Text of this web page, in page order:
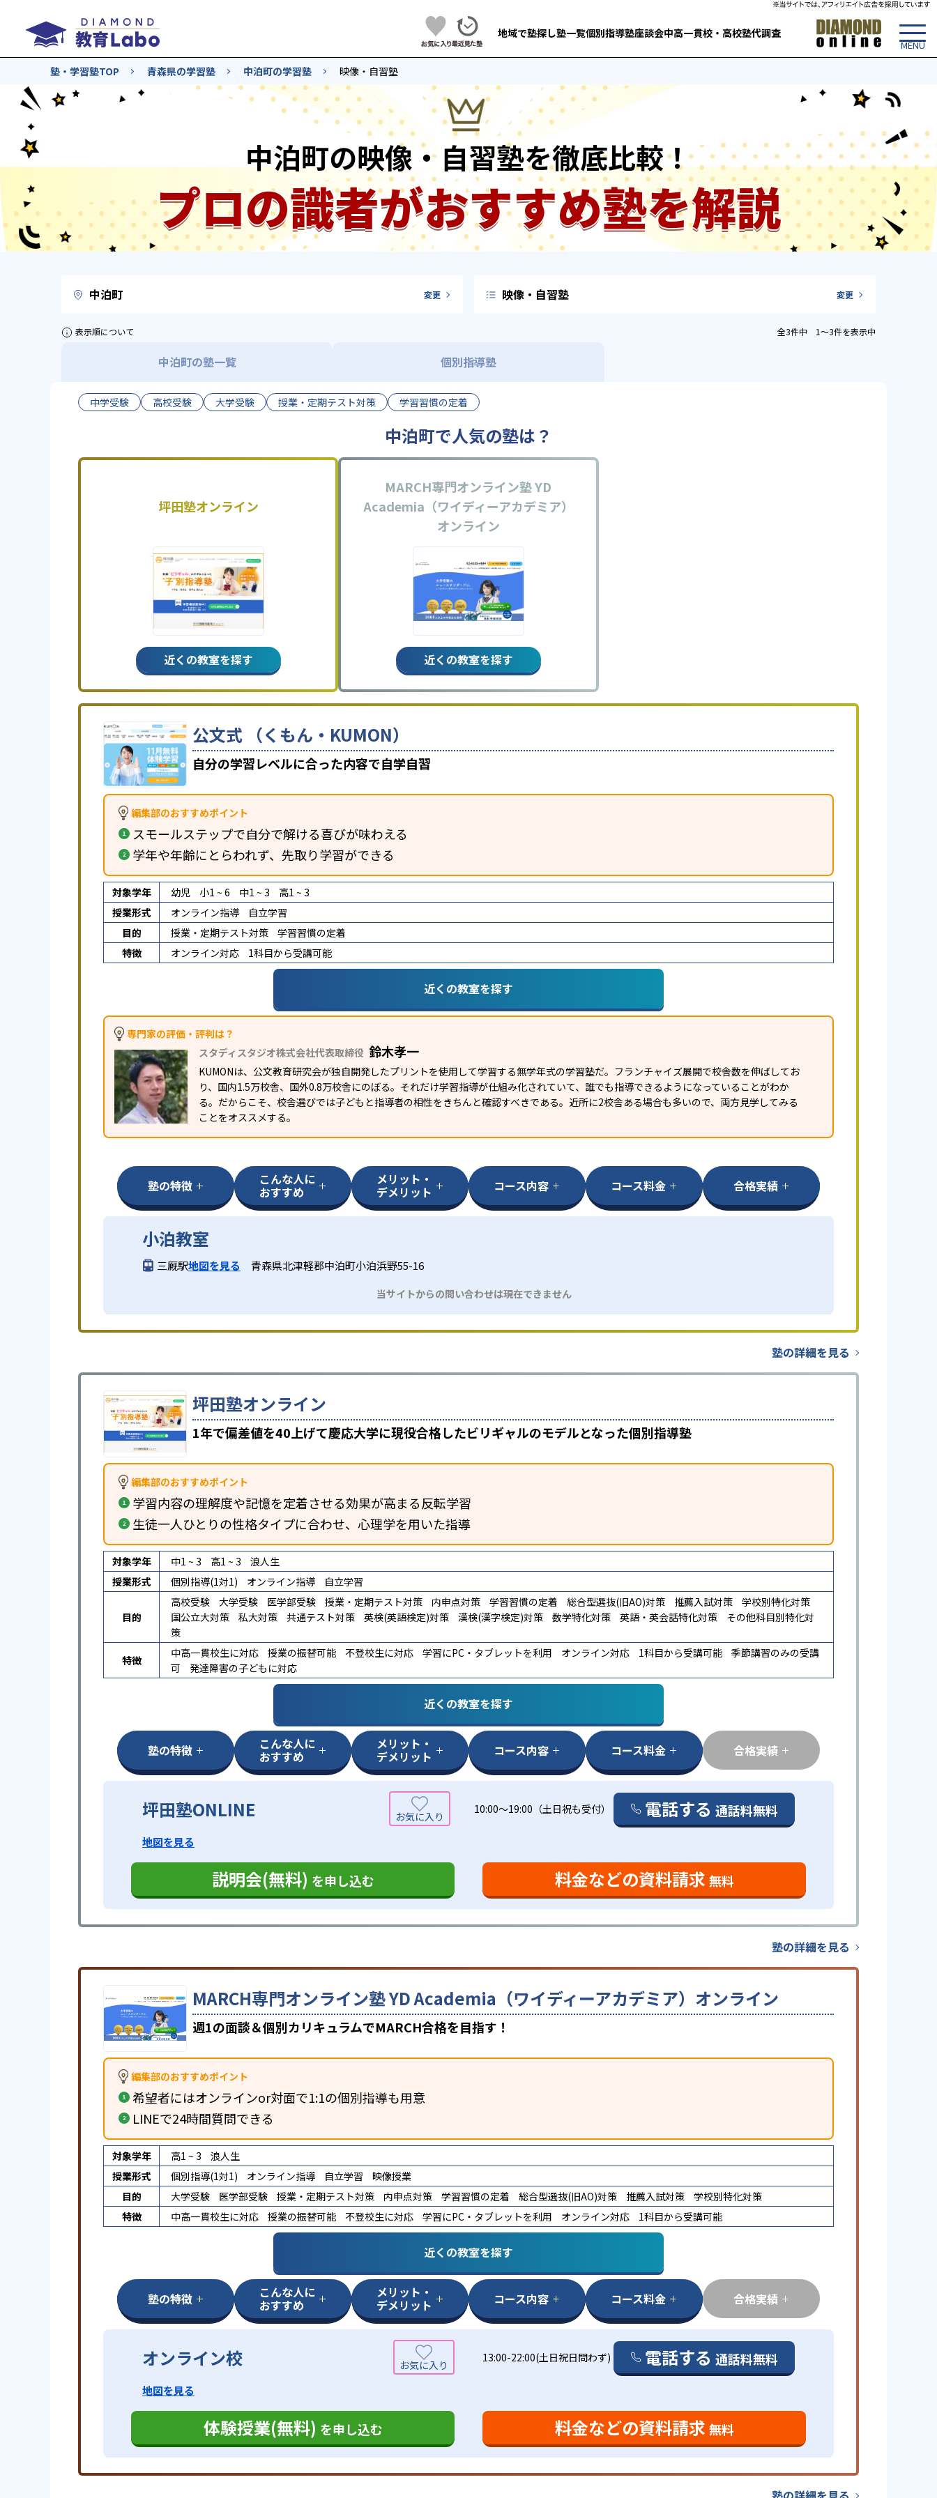
地域で塾探し塾一覧個別指導塾座談会中高一貫校・高校塾代調査
塾・学習塾TOP 青森県の学習塾 中泊町の学習塾 映像・自習塾
中泊町の映像・自習塾を徹底比較！
プロの識者がおすすめ塾を解説
中泊町 変更 映像・自習塾 変更
表示順について 全3件中 1〜3件を表示中
中泊町の塾一覧 個別指導塾
中学受験 高校受験 大学受験 授業・定期テスト対策 学習習慣の定着
中泊町で人気の塾は？
坪田塾オンライン
近くの教室を探す
MARCH専門オンライン塾 YD
Academia（ワイディーアカデミア）
オンライン
近くの教室を探す
公文式 （くもん・KUMON）
自分の学習レベルに合った内容で自学自習
編集部のおすすめポイント
スモールステップで自分で解ける喜びが味わえる
学年や年齢にとらわれず、先取り学習ができる
対象学年 幼児 小1 ~ 6 中1 ~ 3
高1 ~ 3
授業形式
オンライン指導
自立学習
目的
授業・定期テスト対策
学習習慣の定着
特徴
オンライン対応 1科目から受講可能
近くの教室を探す
専門家の評価・評判は？
スタディスタジオ株式会社代表取締役 鈴木孝一
KUMONは、公文教育研究会が独自開発したプリントを使用して学習する無学年式の学習塾だ。フランチャイズ展開で校舎数を伸ばしてお
り、国内1.5万校舎、国外0.8万校舎にのぼる。それだけ学習指導が仕組み化されていて、誰でも指導できるようになっていることがわか
る。だからこそ、校舎選びでは子どもと指導者の相性をきちんと確認すべきである。近所に2校舎ある場合も多いので、両方見学してみる
ことをオススメする。
塾の特徴 こんな人に
おすすめ
メリット・
デメリット コース内容 コース料金 合格実績
小泊教室
三厩駅地図を見る 青森県北津軽郡中泊町小泊浜野55-16
当サイトからの問い合わせは現在できません
塾の詳細を見る
坪田塾オンライン
1年で偏差値を40上げて慶応大学に現役合格したビリギャルのモデルとなった個別指導塾
編集部のおすすめポイント
学習内容の理解度や記憶を定着させる効果が高まる反転学習
生徒一人ひとりの性格タイプに合わせ、心理学を用いた指導
対象学年 中1 ~ 3 高1 ~ 3
浪人生
授業形式
個別指導(1対1) オンライン指導 自立学習
目的
高校受験 大学受験 医学部受験 授業・定期テスト対策 内申点対策 学習習慣の定着 総合型選抜(旧AO)対策 推薦入試対策
学校別特化対策
国公立大対策
私大対策 共通テスト対策 英検(英語検定)対策 漢検(漢字検定)対策 数学特化対策 英語・英会話特化対策
その他科目別特化対
策
特徴
中高一貫校生に対応 授業の振替可能 不登校生に対応 学習にPC・タブレットを利用 オンライン対応 1科目から受講可能
季節講習のみの受講
可
発達障害の子どもに対応
近くの教室を探す
塾の特徴 こんな人に
おすすめ
メリット・
デメリット コース内容 コース料金 合格実績
坪田塾ONLINE 10:00～19:00（土日祝も受付） 電話する 通話料無料
地図を見る
説明会(無料) を申し込む 料金などの資料請求 無料
塾の詳細を見る
MARCH専門オンライン塾 YD Academia（ワイディーアカデミア）オンライン
週1の面談＆個別カリキュラムでMARCH合格を目指す！
編集部のおすすめポイント
希望者にはオンラインor対面で1:1の個別指導も用意
LINEで24時間質問できる
対象学年 高1 ~ 3
浪人生
授業形式
個別指導(1対1) オンライン指導 自立学習
映像授業
目的
大学受験 医学部受験 授業・定期テスト対策 内申点対策 学習習慣の定着 総合型選抜(旧AO)対策 推薦入試対策
学校別特化対策
特徴
中高一貫校生に対応 授業の振替可能 不登校生に対応 学習にPC・タブレットを利用 オンライン対応 1科目から受講可能
近くの教室を探す
塾の特徴 こんな人に
おすすめ
メリット・
デメリット コース内容 コース料金 合格実績
オンライン校 13:00-22:00(土日祝日問わず) 電話する 通話料無料
地図を見る
体験授業(無料) を申し込む 料金などの資料請求 無料